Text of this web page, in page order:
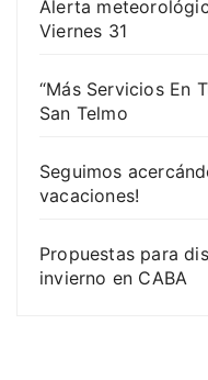
Alerta
Viernes 31
“Más Servicios En
San Telmo
Seguimos
vacaciones!
Propuestas para
invierno en CABA